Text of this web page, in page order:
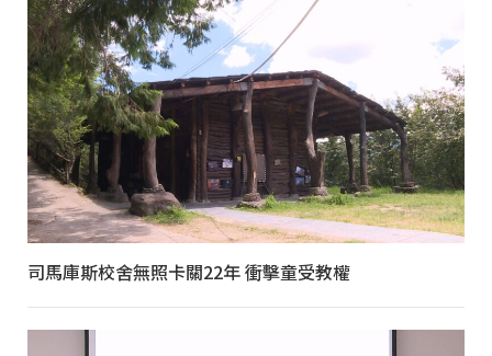
司馬庫斯校舍無照卡關22年 衝擊童受教權